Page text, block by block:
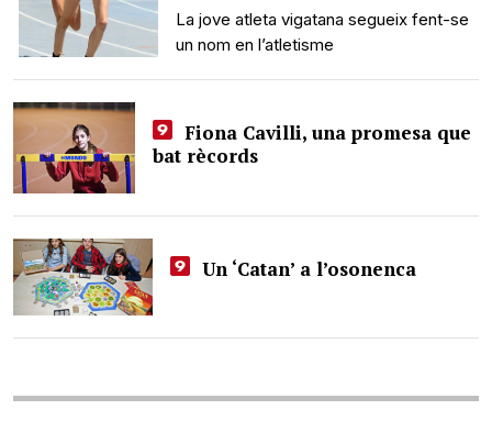
La jove atleta vigatana segueix fent-se
un nom en l’atletisme
Fiona Cavilli, una promesa que
bat rècords
Un ‘Catan’ a l’osonenca